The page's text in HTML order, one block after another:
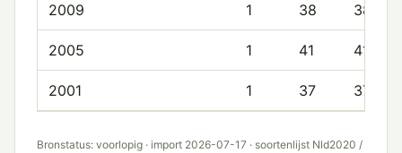
2009 1 38 38.0
2005 1 41 41.0
2001 1 37 37.0
Bronstatus: voorlopig · import 2026-07-17 · soortenlijst Nld2020 /